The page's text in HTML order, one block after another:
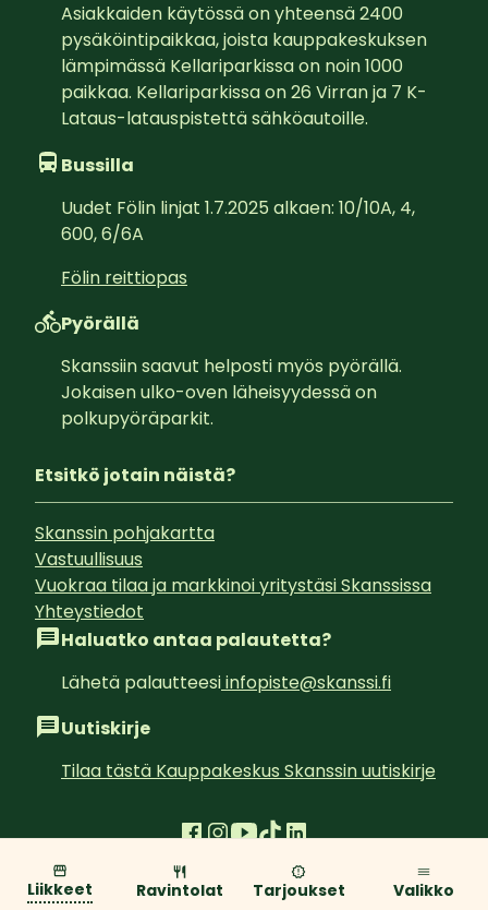
Liikkeet Ravintolat Tarjoukset Valikko
Asiakkaiden käytössä on yhteensä 2400
pysäköintipaikkaa, joista kauppakeskuksen
lämpimässä Kellariparkissa on noin 1000
paikkaa. Kellariparkissa on 26 Virran ja 7 K-
Lataus-latauspistettä sähköautoille.
Bussilla
Uudet Fölin linjat 1.7.2025 alkaen: 10/10A, 4,
600, 6/6A
Fölin reittiopas
Pyörällä
Skanssiin saavut helposti myös pyörällä.
Jokaisen ulko-oven läheisyydessä on
polkupyöräparkit.
Etsitkö jotain näistä?
Skanssin pohjakartta
Vastuullisuus
Vuokraa tilaa ja markkinoi yritystäsi Skanssissa
Yhteystiedot
Haluatko antaa palautetta?
Lähetä palautteesiinfopiste@skanssi.fi
Uutiskirje
Tilaa tästä Kauppakeskus Skanssin uutiskirje
Tietosuojaseloste